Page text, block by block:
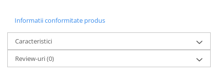
Informatii conformitate produs
Caracteristici
Review-uri(0)